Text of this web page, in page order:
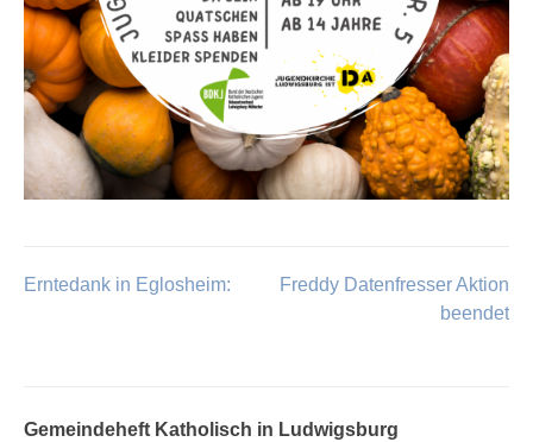
Beitragsnavigation
Erntedank in Eglosheim:
Freddy Datenfresser Aktion
beendet
Gemeindeheft Katholisch in Ludwigsburg